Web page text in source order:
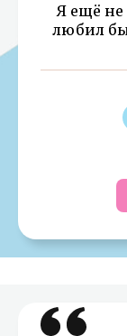
Я ещё не
любил бы